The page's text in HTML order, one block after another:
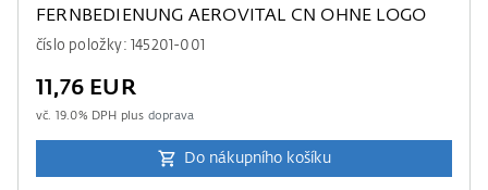
FERNBEDIENUNG AEROVITAL CN OHNE LOGO
číslo položky: 145201-001
11,76 EUR
vč. 19.0% DPH plus doprava
Do nákupního košíku